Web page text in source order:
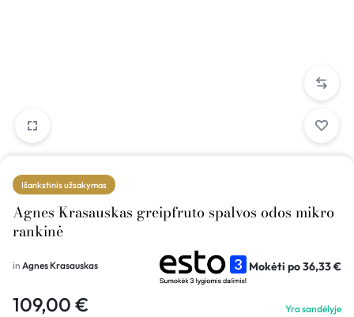
Išankstinis užsakymas
Agnes Krasauskas greipfruto spalvos odos mikro
rankinė
in Agnes Krasauskas Mokėti po36,33€
109,00 € Yra sandėlyje